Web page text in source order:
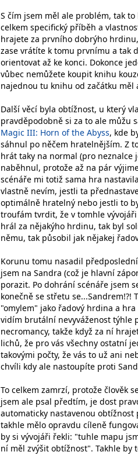
S čím jsem měl ale problém, tak
celkem specifický příběh a
hrajete za prvního dobrýho
zase vrátíte k tomu prvnímu a tak
orientovat až ke konci. Dokonce
vůbec nemůžete koupit knihu
najednou tu knihu od začátku měl
Další věcí byla obtížnost, u který
pravděpodobně si za to ale můžu
Magic III: Horn of the Abyss, kde
sáhnul po něčem hratelnějším. Z
hrát taky na normal (pro neznalce
naběhnul, protože až na pár
scénáře mi totiž sama hra
vlastně nevím, jestli ta
optimálně hratelný nebo jestli to
troufám tvrdit, že v tomhle
hrál za nějakýho hrdinu, tak byl
němu, tak působil jak nějakej
Korunu tomu nasadil
jsem na Sandra (což je hlavní
porazit. Po dohrání scénáře jsem
konečně se střetu se...Sandrem!?!
"omylem" jako řadový hrdina a
vidím brutální nevyváženost týhle
necromancy, takže když za ní
lichů, že pro vás všechny ostatní
takovými počty, že vás to už ani
chvíli kdy ale nastoupíte proti
To celkem zamrzí, protože člověk
jsem ale psal předtím, je dost
automaticky nastavenou
takhle mělo opravdu cíleně
by si vývojáři řekli: "tuhle mapu
ní měl zvýšit obtížnost". Takhle by